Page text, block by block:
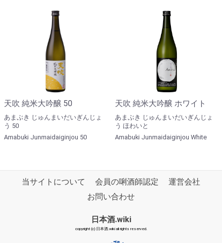
天吹 純米大吟醸 50
あまぶき じゅんまいだいぎんじょ
う 50
Amabuki Junmaidaiginjou 50
天吹 純米大吟醸 ホワイト
あまぶき じゅんまいだいぎんじょ
う ほわいと
Amabuki Junmaidaiginjou White
当サイトについて 会員の唎酒師認定
運営会社
お問い合わせ
日本酒.wiki
copyright (c) 日本酒.wiki all rights reserved.